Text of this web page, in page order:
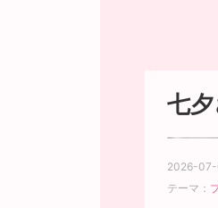
七
2026-
テーマ：